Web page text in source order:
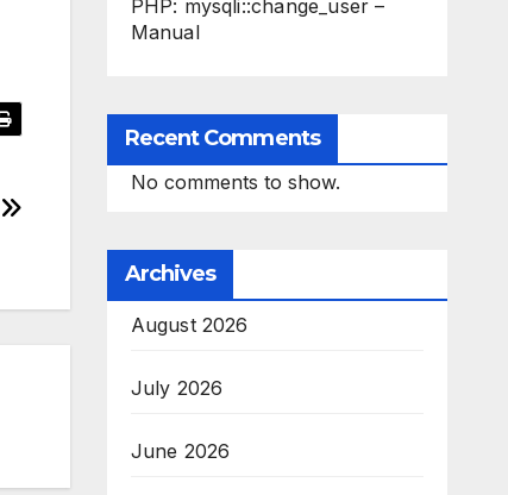
PHP: mysqli::change_user –
Manual
Recent Comments
No comments to show.
Archives
August 2026
July 2026
June 2026